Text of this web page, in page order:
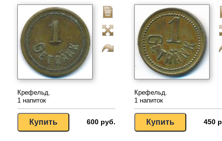
Крефельд.
1 напиток
600 руб.
Крефельд.
1 напиток
450